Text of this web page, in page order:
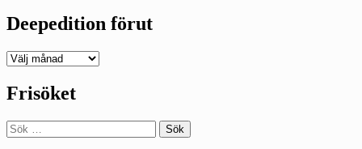
Deepedition förut
Deepedition
Frisöket
Sök
efter: